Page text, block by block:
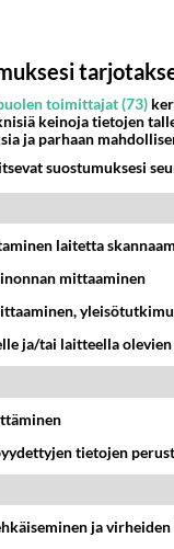
urlia mutta Ilta-
tehdään
saa arvoisensa
toimittajat (73)
keinoja tietojen
ja parhaan
suostumuksesi
laitetta
mittaaminen
ja/tai laitteella
tietojen
ja